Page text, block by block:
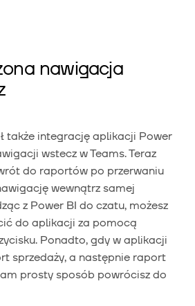
nawigacja
także integrację aplikacji Power
wstecz w Teams. Teraz
do raportów po przerwaniu
wewnątrz samej
z Power BI do czatu, możesz
do aplikacji za pomocą
Ponadto, gdy w aplikacji
sprzedaży, a następnie raport
prosty sposób powrócisz do